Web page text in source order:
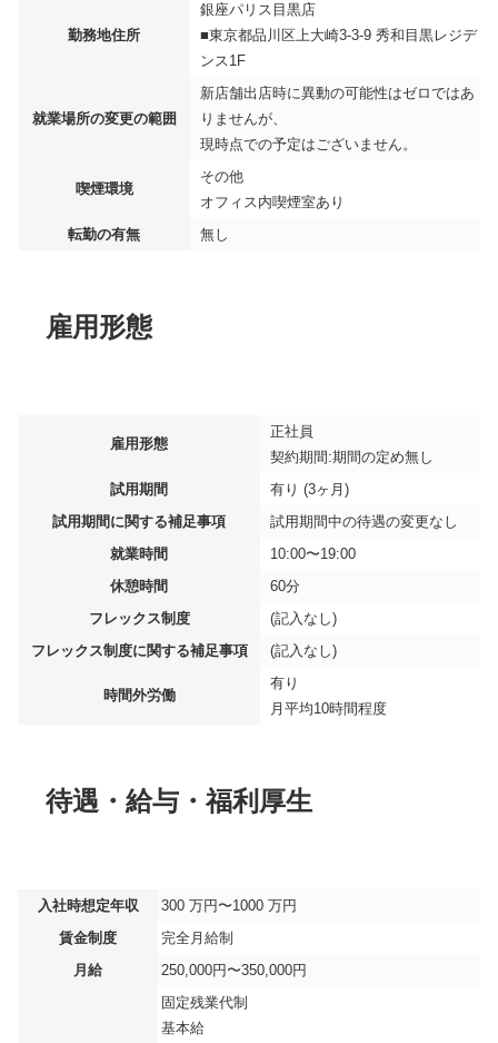
勤務地住所
銀座パリス目黒店
■東京都品川区上大崎3-3-9 秀和目黒レジデ
ンス1F
就業場所の変更の範囲
新店舗出店時に異動の可能性はゼロではあ
りませんが、
現時点での予定はございません。
喫煙環境
その他
オフィス内喫煙室あり
転勤の有無
無し
雇用形態
雇用形態
正社員
契約期間:期間の定め無し
試用期間
有り (3ヶ月)
試用期間に関する補足事項
試用期間中の待遇の変更なし
就業時間
10:00〜19:00
休憩時間
60分
フレックス制度
(記入なし)
フレックス制度に関する補足事項
(記入なし)
時間外労働
有り
月平均10時間程度
待遇・給与・福利厚生
入社時想定年収
300 万円〜1000 万円
賃金制度
完全月給制
月給
250,000円〜350,000円
固定残業代制
基本給